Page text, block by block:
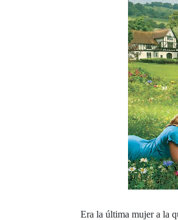
Era la última mujer a la